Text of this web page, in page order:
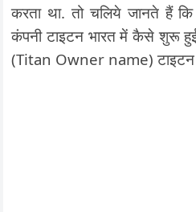
करता था. तो चलिये जानते हैं
कंपनी टाइटन भारत में कैसे शुरू
(Titan Owner name)